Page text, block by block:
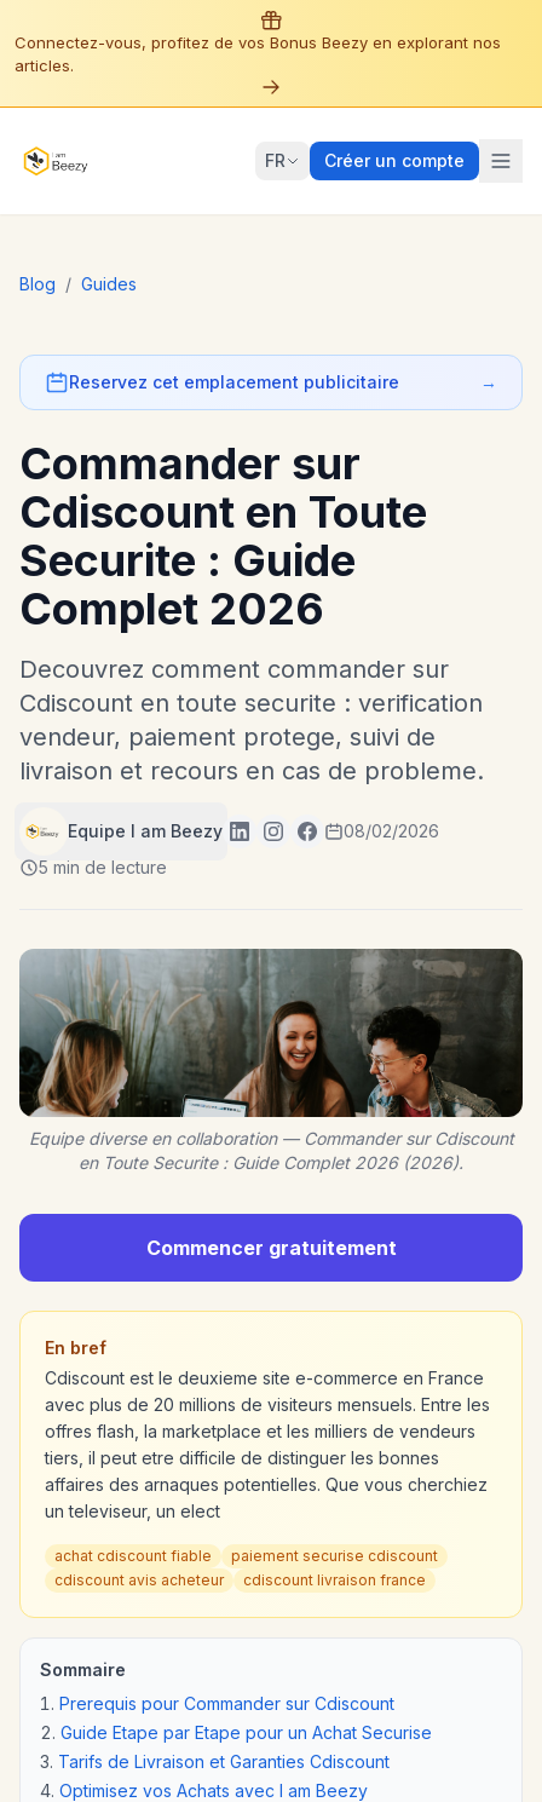
Connectez-vous, profitez de vos Bonus Beezy en explorant nos
articles.
FR Créer un compte
Blog / Guides
Reservez cet emplacement publicitaire →
Commander sur
Cdiscount en Toute
Securite : Guide
Complet 2026
Decouvrez comment commander sur
Cdiscount en toute securite : verification
vendeur, paiement protege, suivi de
livraison et recours en cas de probleme.
Equipe I am Beezy
08/02/2026
5 min de lecture
Equipe diverse en collaboration — Commander sur Cdiscount
en Toute Securite : Guide Complet 2026 (2026).
Commencer gratuitement
En bref
Cdiscount est le deuxieme site e-commerce en France
avec plus de 20 millions de visiteurs mensuels. Entre les
offres flash, la marketplace et les milliers de vendeurs
tiers, il peut etre difficile de distinguer les bonnes
affaires des arnaques potentielles. Que vous cherchiez
un televiseur, un elect
achat cdiscount fiable
paiement securise cdiscount
cdiscount avis acheteur
cdiscount livraison france
Sommaire
Prerequis pour Commander sur Cdiscount
Guide Etape par Etape pour un Achat Securise
Tarifs de Livraison et Garanties Cdiscount
Optimisez vos Achats avec I am Beezy